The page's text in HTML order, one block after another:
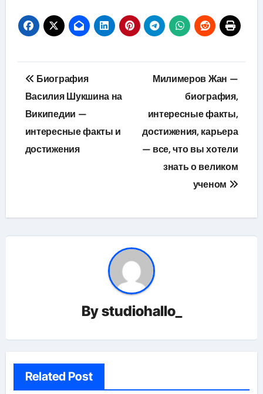
Навигация
по
записям
Биография
Василия Шукшина на
Википедии —
интересные факты и
достижения
Милимеров Жан —
биография,
интересные факты,
достижения, карьера
— все, что вы хотели
знать о великом
ученом
Bystudiohallo_
Related Post